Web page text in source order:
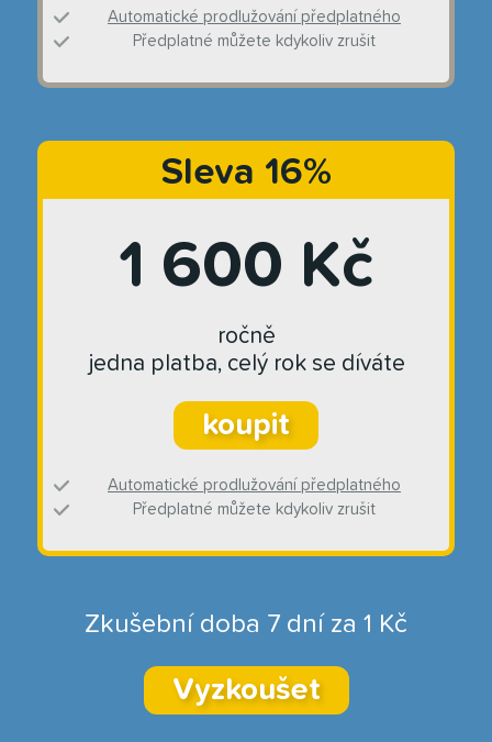
Automatické prodlužování předplatného
Předplatné můžete kdykoliv zrušit
Sleva 16%
1 600 Kč
ročně
jedna platba, celý rok se díváte
koupit
Automatické prodlužování předplatného
Předplatné můžete kdykoliv zrušit
Zkušební doba 7 dní za 1 Kč
Vyzkoušet